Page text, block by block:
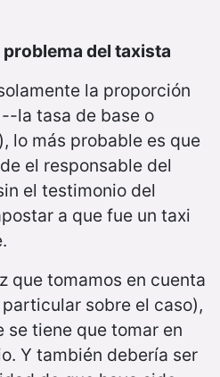
del taxista
la proporción
la tasa de base o
lo más probable es que
el responsable del
el testimonio del
a que fue un taxi
que tomamos en cuenta
sobre el caso),
se tiene que tomar en
Y también debería ser